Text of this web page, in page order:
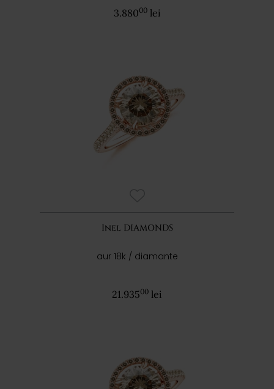
3.88000 lei
Inel DIAMONDS
aur 18k / diamante
21.93500 lei